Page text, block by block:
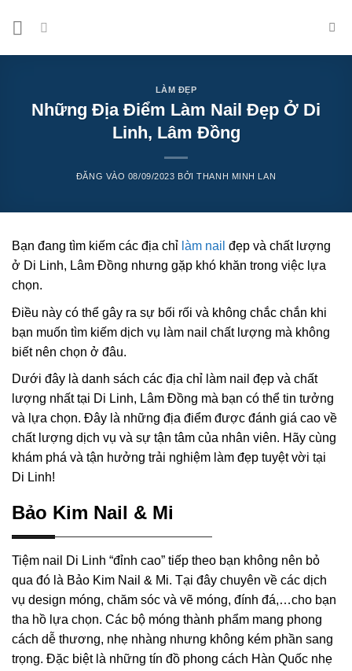
LÀM ĐẸP
Những Địa Điểm Làm Nail Đẹp Ở Di
Linh, Lâm Đồng
ĐĂNG VÀO 08/09/2023 BỞITHANH MINH LAN
Bạn đang tìm kiếm các địa chỉ làm nail đẹp và chất lượng
ở Di Linh, Lâm Đồng nhưng gặp khó khăn trong việc lựa
chọn.
Điều này có thể gây ra sự bối rối và không chắc chắn khi
bạn muốn tìm kiếm dịch vụ làm nail chất lượng mà không
biết nên chọn ở đâu.
Dưới đây là danh sách các địa chỉ làm nail đẹp và chất
lượng nhất tại Di Linh, Lâm Đồng mà bạn có thể tin tưởng
và lựa chọn. Đây là những địa điểm được đánh giá cao về
chất lượng dịch vụ và sự tận tâm của nhân viên. Hãy cùng
khám phá và tận hưởng trải nghiệm làm đẹp tuyệt vời tại
Di Linh!
Bảo Kim Nail & Mi
Tiệm nail Di Linh “đỉnh cao” tiếp theo bạn không nên bỏ
qua đó là Bảo Kim Nail & Mi. Tại đây chuyên về các dịch
vụ design móng, chăm sóc và vẽ móng, đính đá,…cho bạn
tha hồ lựa chọn. Các bộ móng thành phẩm mang phong
cách dễ thương, nhẹ nhàng nhưng không kém phần sang
trọng. Đặc biệt là những tín đồ phong cách Hàn Quốc nhẹ